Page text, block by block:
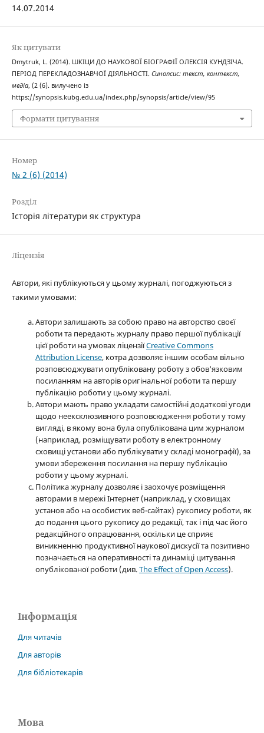
14.07.2014
Як цитувати
Dmytruk, L. (2014). ШКІЦИ ДО НАУКОВОЇ БІОГРАФІЇ ОЛЕКСІЯ КУНДЗІЧА.
ПЕРІОД ПЕРЕКЛАДОЗНАВЧОЇ ДІЯЛЬНОСТІ. Синопсис: текст, контекст,
медіа, (2 (6). вилучено із
https://synopsis.kubg.edu.ua/index.php/synopsis/article/view/95
Формати цитування
Номер
№ 2 (6) (2014)
Розділ
Історія літератури як структура
Ліцензія
Автори, які публікуються у цьому журналі, погоджуються з
такими умовами:
Автори залишають за собою право на авторство своєї
роботи та передають журналу право першої публікації
цієї роботи на умовах ліцензіїCreative Commons
Attribution License, котра дозволяє іншим особам вільно
розповсюджувати опубліковану роботу з обов'язковим
посиланням на авторів оригінальної роботи та першу
публікацію роботи у цьому журналі.
Автори мають право укладати самостійні додаткові угоди
щодо неексклюзивного розповсюдження роботи у тому
вигляді, в якому вона була опублікована цим журналом
(наприклад, розміщувати роботу в електронному
сховищі установи або публікувати у складі монографії), за
умови збереження посилання на першу публікацію
роботи у цьому журналі.
Політика журналу дозволяє і заохочує розміщення
авторами в мережі Інтернет (наприклад, у сховищах
установ або на особистих веб-сайтах) рукопису роботи, як
до подання цього рукопису до редакції, так і під час його
редакційного опрацювання, оскільки це сприяє
виникненню продуктивної наукової дискусії та позитивно
позначається на оперативності та динаміці цитування
опублікованої роботи (див.The Effect of Open Access).
Інформація
Для читачів
Для авторів
Для бібліотекарів
Мова